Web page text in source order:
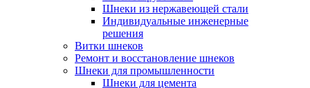
Шнеки из нержавеющей стали
Индивидуальные инженерные
решения
Витки шнеков
Ремонт и восстановление шнеков
Шнеки для промышленности
Шнеки для цемента